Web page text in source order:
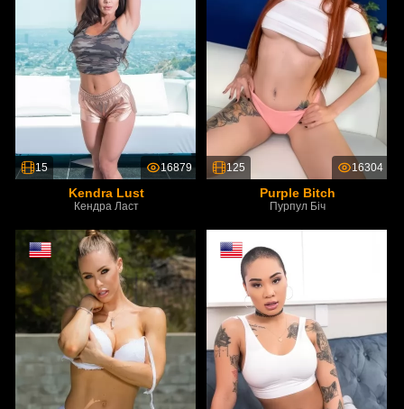
15 16879
Kendra Lust
Кендра Ласт
125 16304
Purple Bitch
Пурпул Біч